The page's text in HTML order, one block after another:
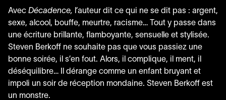
Avec Décadence, l’auteur dit ce qui ne se dit pas : argent,
sexe, alcool, bouffe, meurtre, racisme… Tout y passe dans
une écriture brillante, flamboyante, sensuelle et stylisée.
Steven Berkoff ne souhaite pas que vous passiez une
bonne soirée, il s’en fout. Alors, il complique, il ment, il
déséquilibre… Il dérange comme un enfant bruyant et
impoli un soir de réception mondaine. Steven Berkoff est
un monstre.